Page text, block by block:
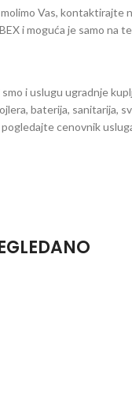
Vas, kontaktirajte
i moguća je samo na
i uslugu ugradnje
baterija, sanitarija,
cenovnik